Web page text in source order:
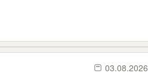
03.08.2026